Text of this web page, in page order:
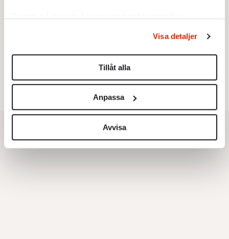
Du kan ändra eller dra tillbaka ditt samtycke när som
helst från cookie-förklaringen.
Vi använder enhetsidentifierare för att anpassa innehållet
för sociala medier och analysera vår trafik. Vi
vidarebefordrar även sådana identifierare och annan
information från din enhet till de sociala medier och
annons- och analysföretag som vi samarbetar med.
Dessa kan i sin tur kombinera informationen med annan
Visa detaljer
Tillåt alla
Anpassa
Avvisa
Testa vår valkompass 2026!